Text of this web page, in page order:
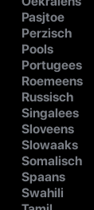
Pasjtoe
Perzisch
Pools
Portugees
Roemeens
Russisch
Singalees
Sloveens
Slowaaks
Somalisch
Spaans
Swahili